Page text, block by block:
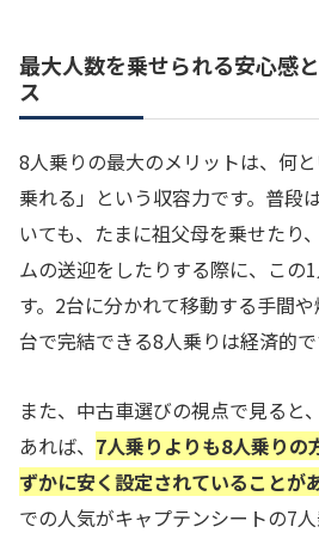
最大人数を乗せられる安心感
ス
8人乗りの最大のメリットは、何
乗れる」という収容力です。普段
いても、たまに祖父母を乗せたり
ムの送迎をしたりする際に、この
す。2台に分かれて移動する手間
台で完結できる8人乗りは経済的で
また、中古車選びの視点で見ると
あれば、 7人乗りよりも8人乗りの
ずかに安く設定されていることが
での人気がキャプテンシートの7